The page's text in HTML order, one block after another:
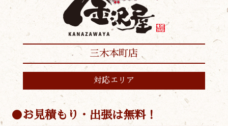
三木本町店
対応エリア
お見積もり・出張は無料！